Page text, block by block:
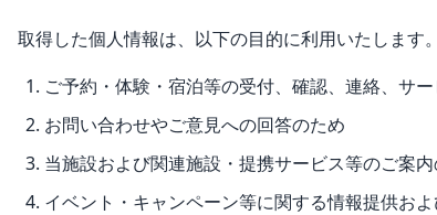
取得した個人情報は、以下の目的に利用いたします。
ご予約・体験・宿泊等の受付、確認、連絡、サ
お問い合わせやご意見への回答のため
当施設および関連施設・提携サービス等のご案
イベント・キャンペーン等に関する情報提供お